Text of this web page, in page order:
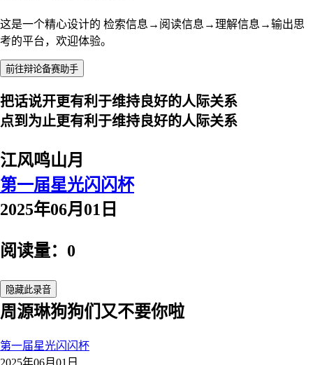
这是一个精心设计的 检索信息→阅读信息→理解信息→输出思
考的平台，欢迎体验。
前往辩论备赛助手
把话说开更有利于维持良好的人际关系
点到为止更有利于维持良好的人际关系
江风鸣山月
第一届星光闪闪杯
2025年06月01日
阅读量：0
隐藏此录音
周源琳狗狗们又不要你啦
第一届星光闪闪杯
2025年06月01日